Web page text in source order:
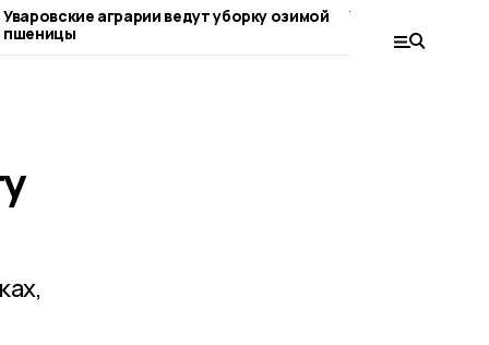
Уваровские аграрии ведут уборку озимой
пшеницы
Уборку чеснока
округе